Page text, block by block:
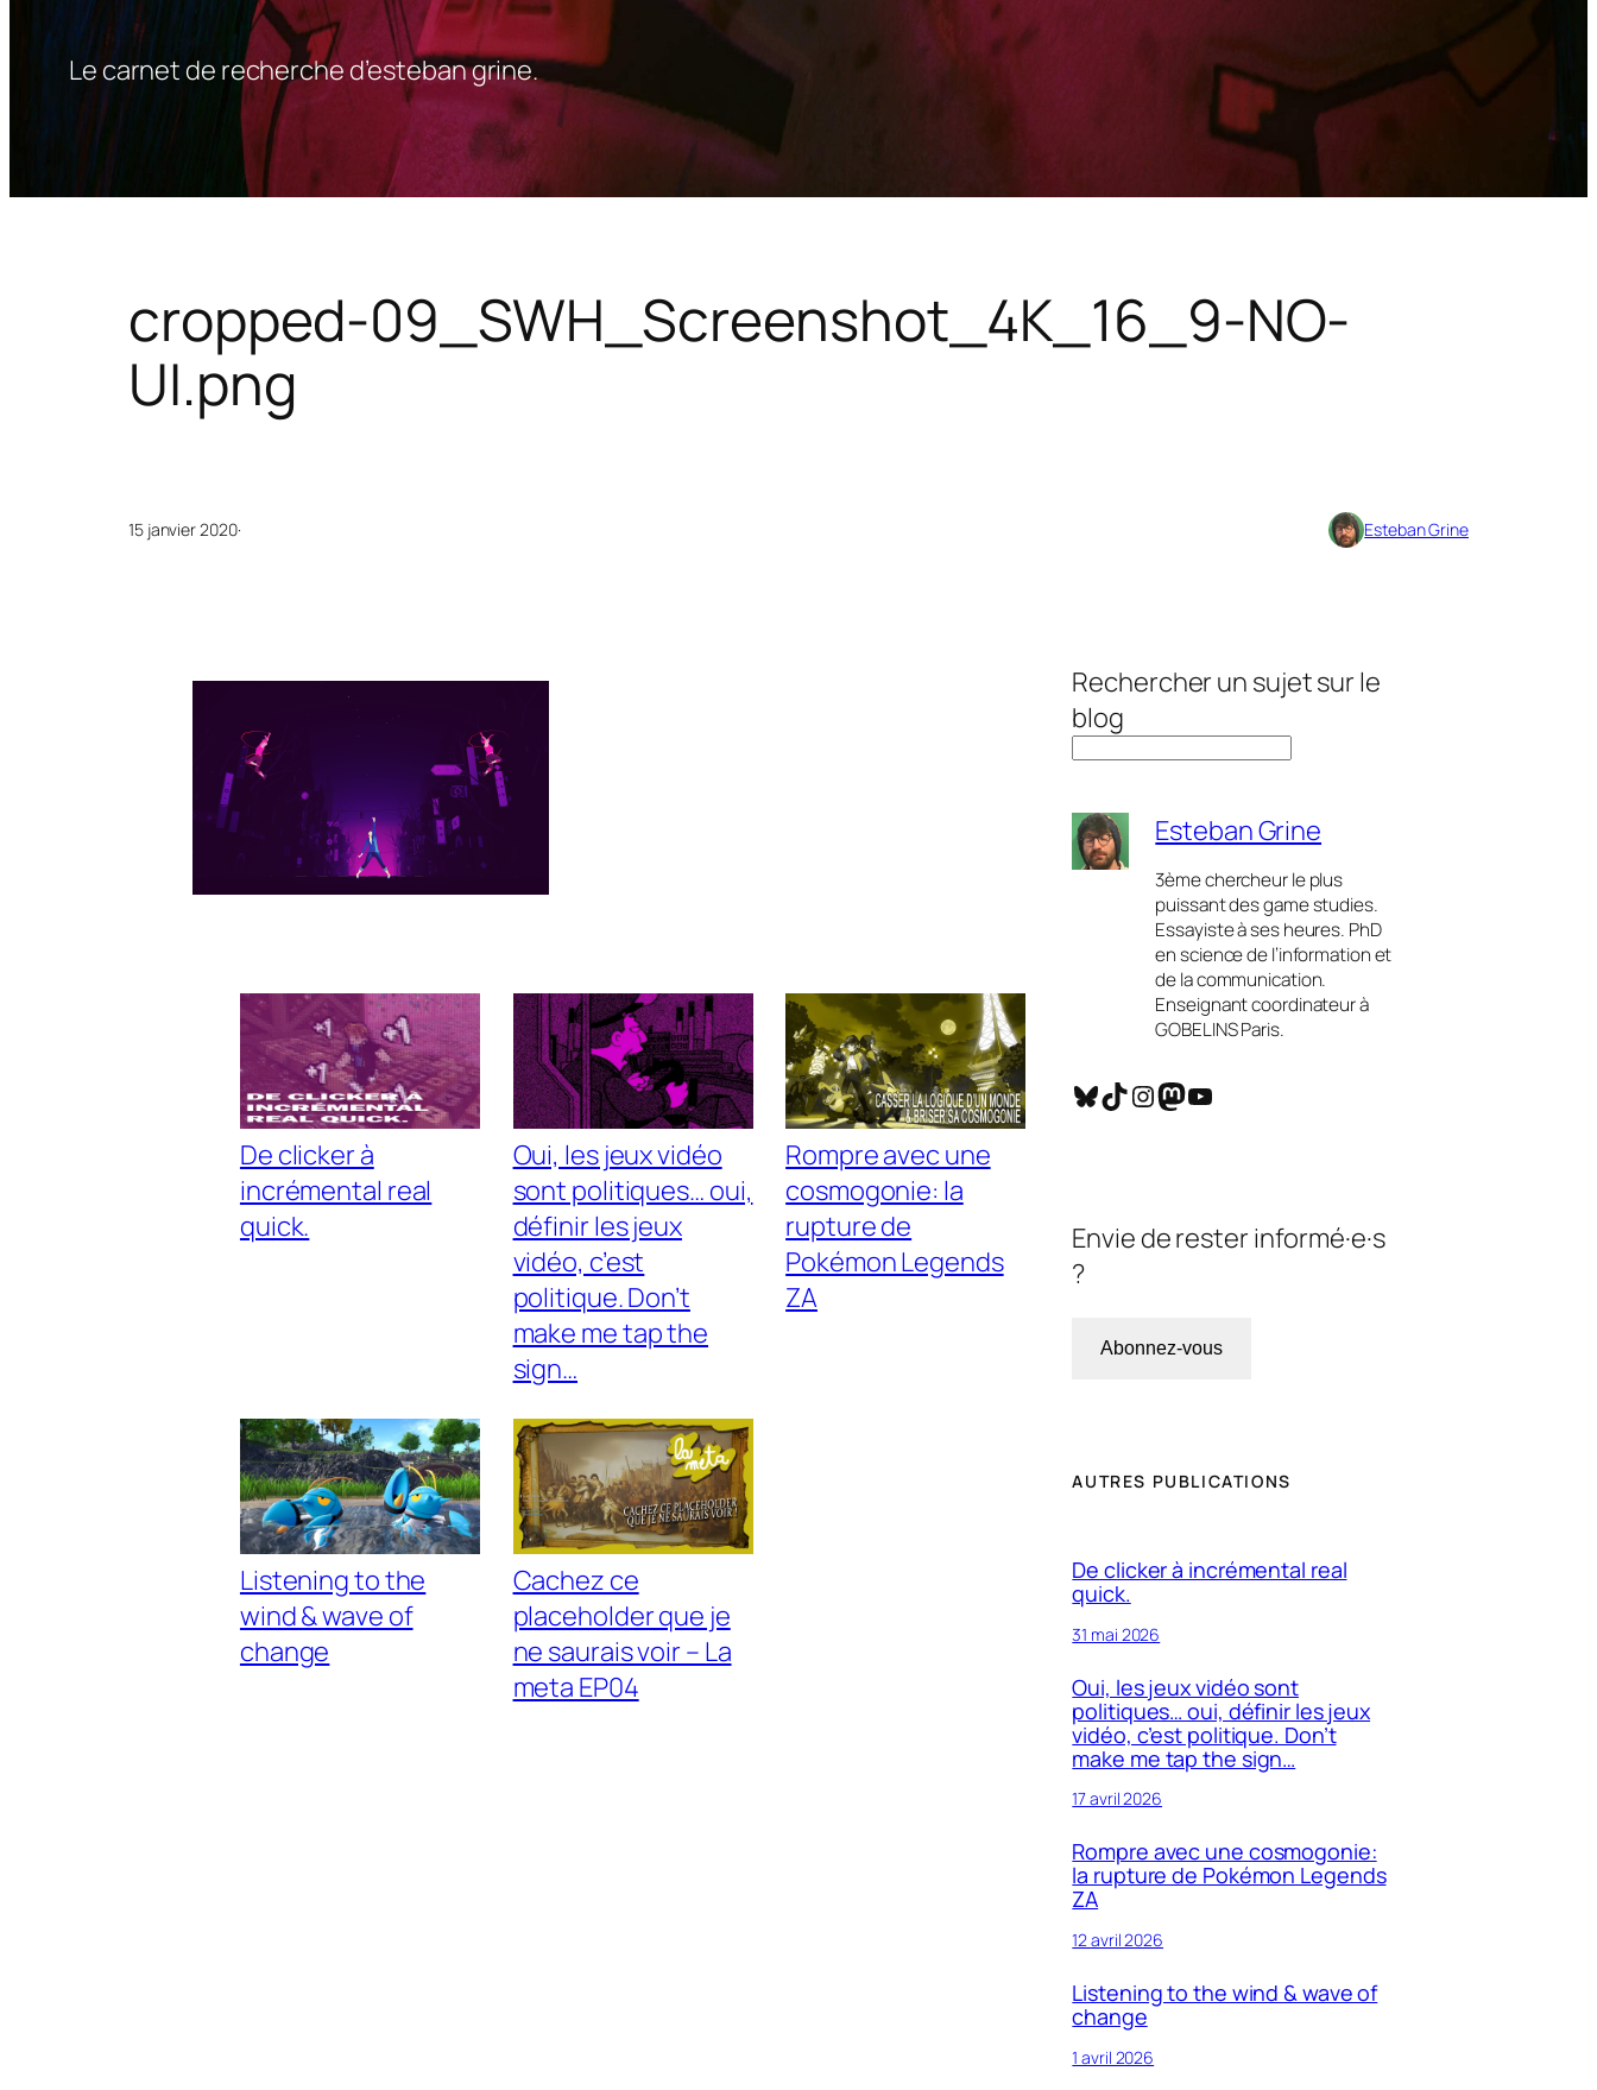
Le carnet de recherche d’esteban grine.
cropped-09_SWH_Screenshot_4K_16_9-NO-
UI.png
15 janvier 2020· Esteban Grine
De clicker à
incrémental real
quick.
Oui, les jeux vidéo
sont politiques… oui,
définir les jeux
vidéo, c’est
politique. Don’t
make me tap the
sign…
Rompre avec une
cosmogonie: la
rupture de
Pokémon Legends
ZA
Listening to the
wind & wave of
change
Cachez ce
placeholder que je
ne saurais voir – La
meta EP04
Rechercher un sujet sur le
blog
Esteban Grine
3ème chercheur le plus
puissant des game studies.
Essayiste à ses heures. PhD
en science de l’information et
de la communication.
Enseignant coordinateur à
GOBELINS Paris.
Bluesky TikTok InstagramMastodon YouTube
Envie de rester informé·e·s
?
Abonnez-vous
AUTRES PUBLICATIONS
De clicker à incrémental real
quick.
31 mai 2026
Oui, les jeux vidéo sont
politiques… oui, définir les jeux
vidéo, c’est politique. Don’t
make me tap the sign…
17 avril 2026
Rompre avec une cosmogonie:
la rupture de Pokémon Legends
ZA
12 avril 2026
Listening to the wind & wave of
change
1 avril 2026